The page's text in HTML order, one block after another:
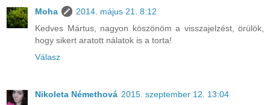
Moha
2014. május 21. 8:12
Kedves Mártus, nagyon köszönöm a visszajelzést, örülök,
hogy sikert aratott nálatok is a torta!
Válasz
Nikoleta Némethová 2015. szeptember 12. 13:04